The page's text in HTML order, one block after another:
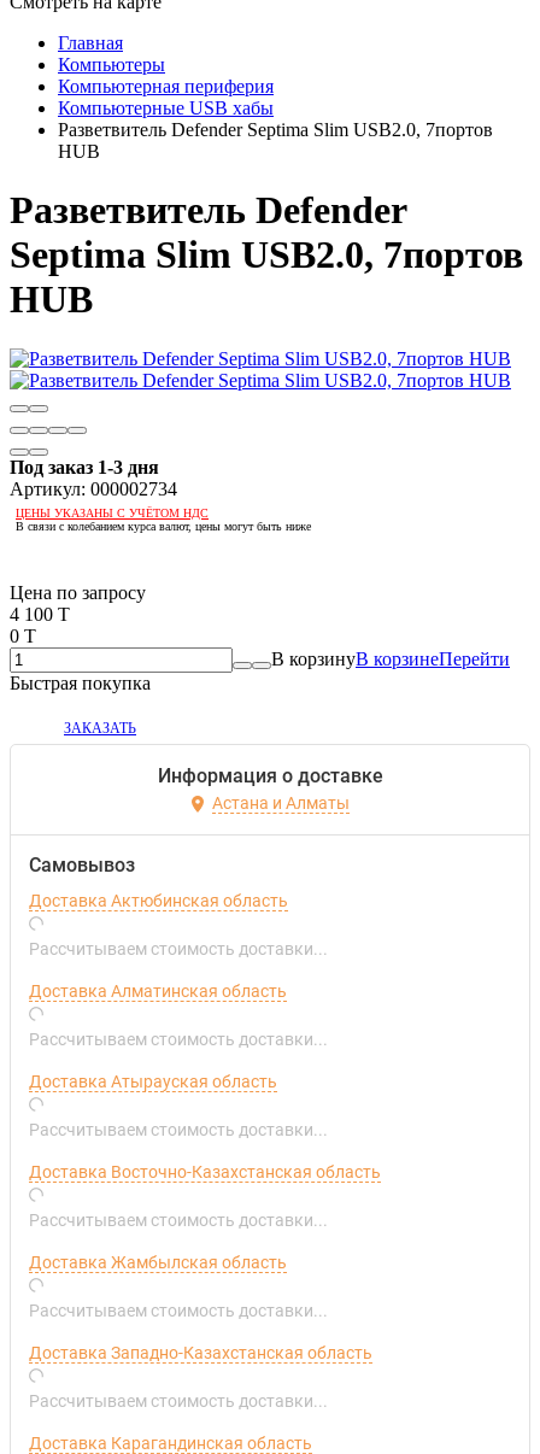
Главная
Компьютеры
Компьютерная периферия
Компьютерные USB хабы
Разветвитель Defender Septima Slim USB2.0, 7портов
HUB
Разветвитель Defender
Septima Slim USB2.0, 7портов
HUB
Под заказ 1-3 дня
Артикул: 000002734
ЦЕНЫ УКАЗАНЫ С УЧЁТОМ НДС
В связи с колебанием курса валют, цены могут быть ниже
Цена по запросу
4 100 T
0 T
В корзинуВ корзинеПерейти
Быстрая покупка
ЗАКАЗАТЬ
Информация о доставке
Астана и Алматы
Самовывоз
Доставка Актюбинская область
Рассчитываем стоимость доставки...
Доставка Алматинская область
Рассчитываем стоимость доставки...
Доставка Атырауская область
Рассчитываем стоимость доставки...
Доставка Восточно-Казахстанская область
Рассчитываем стоимость доставки...
Доставка Жамбылская область
Рассчитываем стоимость доставки...
Доставка Западно-Казахстанская область
Рассчитываем стоимость доставки...
Доставка Карагандинская область